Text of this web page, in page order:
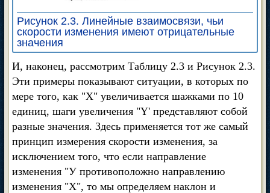
Рисунок 2.3. Линейные взаимосвязи, чьи
скорости изменения имеют отрицательные
значения
И, наконец, рассмотрим Таблицу 2.3 и Рисунок 2.3.
Эти примеры показывают ситуации, в которых по
мере того, как "X" увеличивается шажками по 10
единиц, шаги увеличения "Y' представляют собой
разные значения. Здесь применяется тот же самый
принцип измерения скорости изменения, за
исключением того, что если направление
изменения "У противоположно направлению
изменения "X", то мы определяем наклон и